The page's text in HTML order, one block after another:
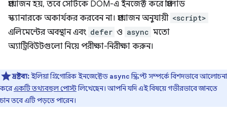
প্রয়োজন হয়, তবে সেটিকে DOM-এ ইনজেক্ট করে প্রিলোড
স্ক্যানারকে অকার্যকর করবেন না। প্রয়োজন অনুযায়ী <script>
এলিমেন্টের অবস্থান এবং defer ও async মতো
অ্যাট্রিবিউটগুলো নিয়ে পরীক্ষা-নিরীক্ষা করুন।
দ্রষ্টব্য:ইলিয়া গ্রিগোরিক ইনজেক্টেড asyncস্ক্রিপ্ট সম্পর্কে বিশদভাবে আলোচনা
করেএকটি তথ্যবহুল পোস্টলিখেছেন। আপনি যদি এই বিষয়ে গভীরভাবে জানতে
চান তবে এটি পড়তে পারেন।